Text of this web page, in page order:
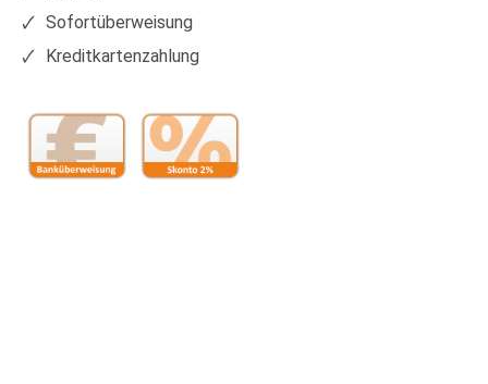
Sofortüberweisung
Kreditkartenzahlung